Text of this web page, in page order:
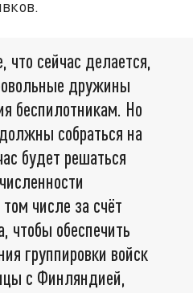
что сейчас делается,
дружины
беспилотникам. Но
собраться на
будет решаться
числе за счёт
чтобы обеспечить
группировки войск
с Финляндией,